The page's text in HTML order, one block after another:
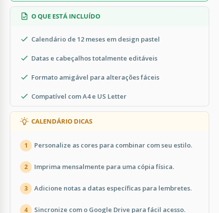
O QUE ESTÁ INCLUÍDO
Calendário de 12 meses em design pastel
Datas e cabeçalhos totalmente editáveis
Formato amigável para alterações fáceis
Compatível com A4 e US Letter
CALENDÁRIO DICAS
1 Personalize as cores para combinar com seu estilo.
2 Imprima mensalmente para uma cópia física.
3 Adicione notas a datas específicas para lembretes.
4 Sincronize com o Google Drive para fácil acesso.